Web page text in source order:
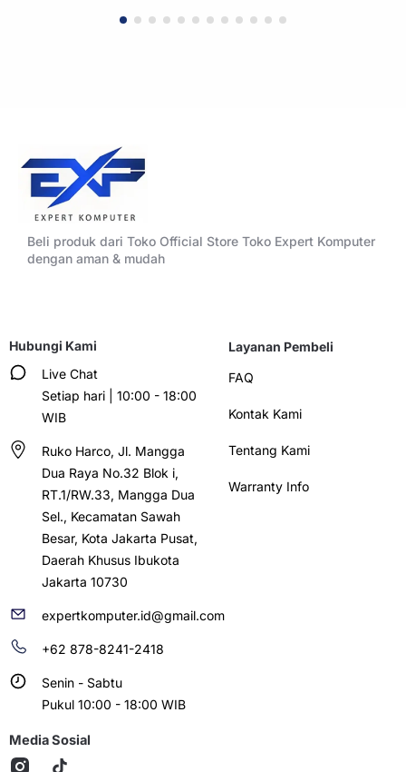
Beli produk dari Toko Official Store Toko Expert Komputer
dengan aman & mudah
Hubungi Kami
Live Chat
Setiap hari | 10:00 - 18:00
WIB
Ruko Harco, Jl. Mangga
Dua Raya No.32 Blok i,
RT.1/RW.33, Mangga Dua
Sel., Kecamatan Sawah
Besar, Kota Jakarta Pusat,
Daerah Khusus Ibukota
Jakarta 10730
expertkomputer.id@gmail.com
+62 878-8241-2418
Senin - Sabtu
Pukul 10:00 - 18:00 WIB
Layanan Pembeli
FAQ
Kontak Kami
Tentang Kami
Warranty Info
Media Sosial